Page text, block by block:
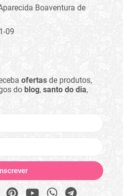
Boaventura de
09
ofertas de produtos,
do blog, santo do dia,